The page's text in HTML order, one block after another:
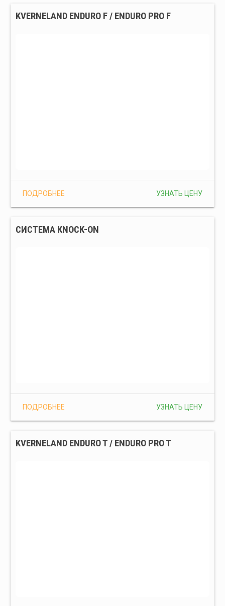
KVERNELAND ENDURO F / ENDURO PRO F
ПОДРОБНЕЕ УЗНАТЬ ЦЕНУ
СИСТЕМА KNOCK-ON
ПОДРОБНЕЕ УЗНАТЬ ЦЕНУ
KVERNELAND ENDURO T / ENDURO PRO T